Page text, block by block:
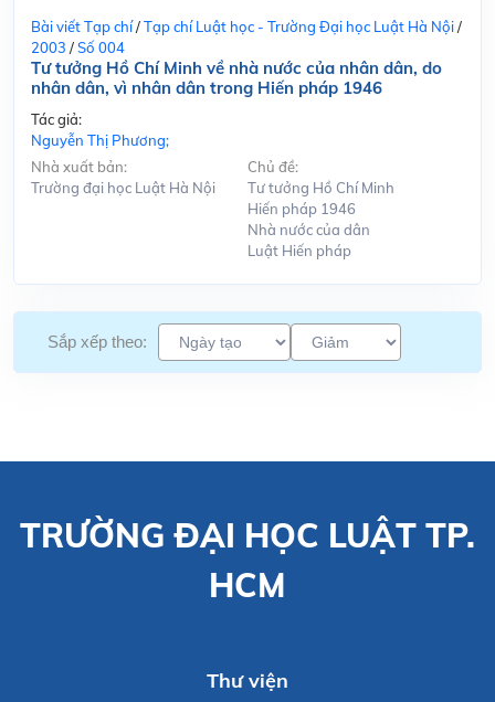
Bài viết Tạp chí/Tạp chí Luật học - Trường Đại học Luật Hà Nội/
2003 /Số 004
Tư tưởng Hồ Chí Minh về nhà nước của nhân dân, do
nhân dân, vì nhân dân trong Hiến pháp 1946
Tác giả:
Nguyễn Thị Phương;
Nhà xuất bản:
Trường đại học Luật Hà Nội
Chủ đề:
Tư tưởng Hồ Chí Minh
Hiến pháp 1946
Nhà nước của dân
Luật Hiến pháp
Sắp xếp theo:
TRƯỜNG ĐẠI HỌC LUẬT TP.
HCM
Thư viện